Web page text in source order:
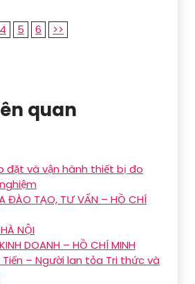
4 5 6 >>
quan
đặt và vận hành thiết bị đo
ĐÀO TẠO, TƯ VẤN – HỒ CHÍ
NỘI
DOANH – HỒ CHÍ MINH
Tiến – Người lan tỏa Tri thức và